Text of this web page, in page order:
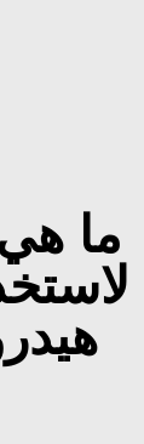
ما هي